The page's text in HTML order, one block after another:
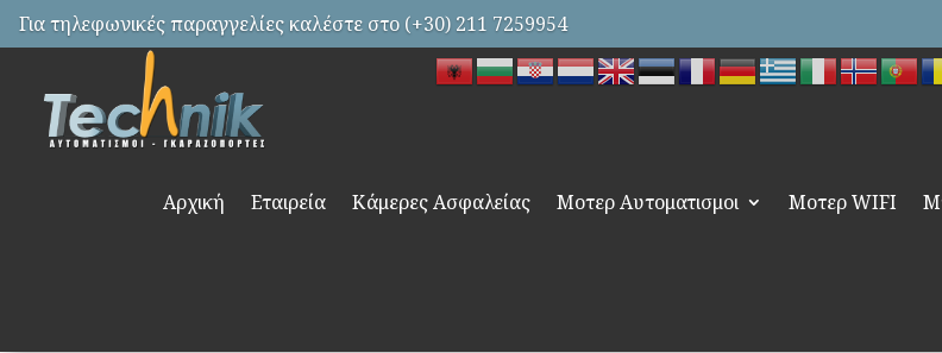
Για τηλεφωνικές παραγγελίες καλέστε στο (+30) 211 7259954
Αρχική Εταιρεία Κάμερες Ασφαλείας Μοτερ Αυτοματισμοι Μοτερ WIFI